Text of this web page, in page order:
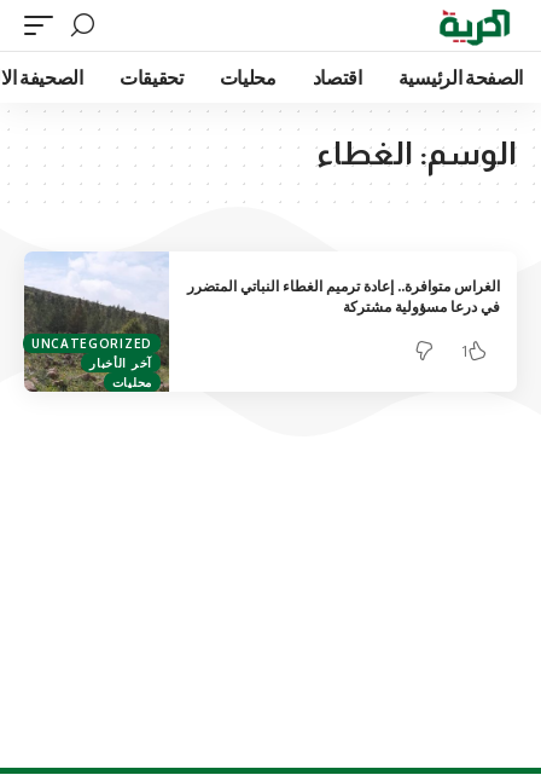
الصفحة الرئيسية اقتصاد محليات تحقيقات الصحيفة
الوسم: الغطاء
UNCATEGORIZED
آخر الأخبار
محليات
الغراس متوافرة.. إعادة ترميم الغطاء النباتي المتضرر
في درعا مسؤولية مشتركة
1